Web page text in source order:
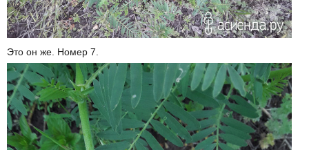
Это он же. Номер 7.